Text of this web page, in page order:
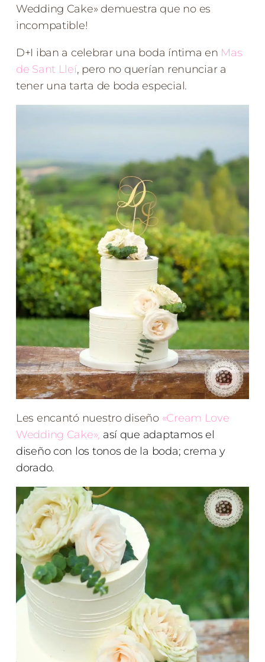
Wedding Cake» demuestra que no es
incompatible!
D+I iban a celebrar una boda íntima en Mas
de Sant Lleí, pero no querían renunciar a
tener una tarta de boda especial.
Les encantó nuestro diseño «Cream Love
Wedding Cake», así que adaptamos el
diseño con los tonos de la boda; crema y
dorado.